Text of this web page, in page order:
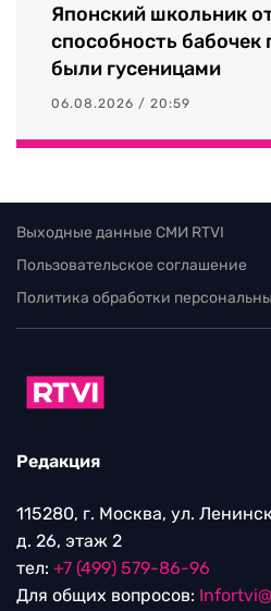
Японский школьник
способность бабочек
были гусеницами
06.08.2026 / 20:59
Выходные данные СМИ RTVI
Пользовательское соглашение
Политика обработки
Редакция
115280, г. Москва, ул.
д. 26, этаж 2
тел: +7 (499) 579-86-96
Для общих вопросов: